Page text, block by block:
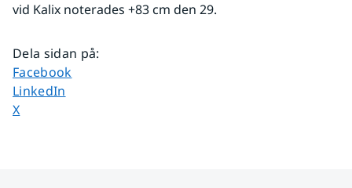
vid Kalix noterades +83 cm den 29.
Dela sidan på:
Dela sidan på
Facebook
Dela sidan på
LinkedIn
Dela sidan på
X